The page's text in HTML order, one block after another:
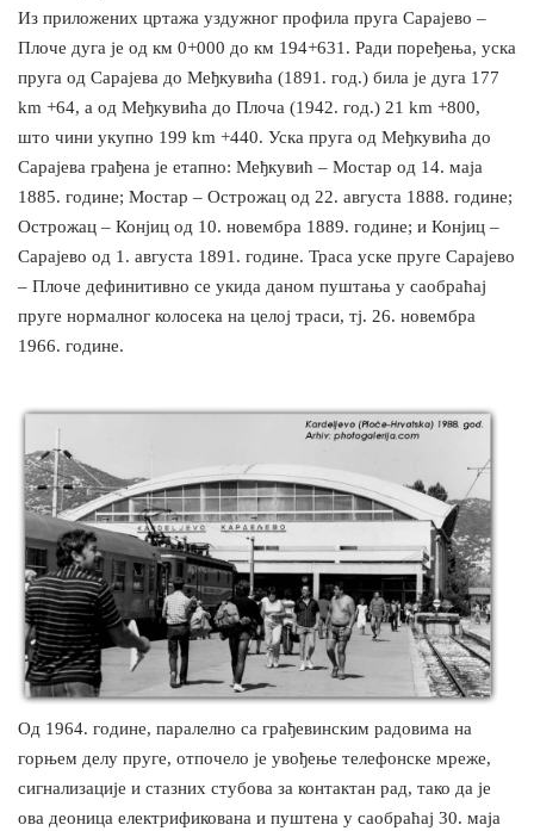
Из приложених цртажа уздужног профила пруга Сарајево –
Плоче дуга је од км 0+000 до км 194+631. Ради поређења, уска
пруга од Сарајева до Међкувића (1891. год.) била је дуга 177
km +64, а од Међкувића до Плоча (1942. год.) 21 km +800,
што чини укупно 199 km +440. Уска пруга од Међкувића до
Сарајева грађена је етапно: Међкувић – Мостар од 14. маја
1885. године; Мостар – Острожац од 22. августа 1888. године;
Острожац – Конјиц од 10. новембра 1889. године; и Конјиц –
Сарајево од 1. августа 1891. године. Траса уске пруге Сарајево
– Плоче дефинитивно се укида даном пуштања у саобраћај
пруге нормалног колосека на целој траси, тј. 26. новембра
1966. године.
Од 1964. године, паралелно са грађевинским радовима на
горњем делу пруге, отпочело је увођење телефонске мреже,
сигнализације и стазних стубова за контактан рад, тако да је
ова деоница електрификована и пуштена у саобраћај 30. маја